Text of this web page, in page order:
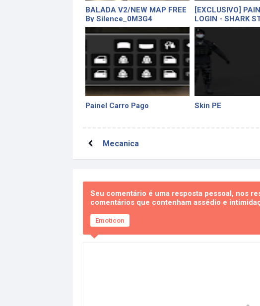
BALADA V2/NEW MAP FREE
By Silence_0M3G4
[EXCLUSIVO]
LOGIN - SHARK
Painel Carro Pago Skin PE
Mecanica
Seu comentário é uma resposta pessoal, nos
comentários que contenham assédio e
Emoticon